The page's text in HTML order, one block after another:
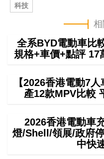
科技
全系BYD電動車比
規格+車價+點評 17
【2026香港電動7
產12款MPV比較
2026香港電動車
燈/Shell/領展/政府
中快